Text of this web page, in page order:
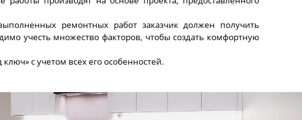
ремонтных работ заказчик должен получить
учесть множество факторов, чтобы создать комфортную
с учетом всех его особенностей.